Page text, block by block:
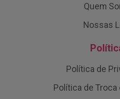
Quem
Nossas
Política de
Política de Troca